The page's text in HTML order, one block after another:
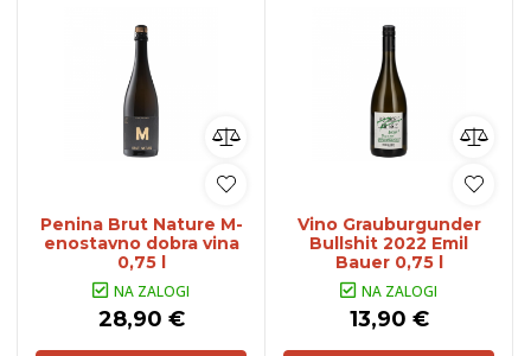
Penina Brut Nature M-
enostavno dobra vina
0,75 l
NA ZALOGI
28,90 €
Vino Grauburgunder
Bullshit 2022 Emil
Bauer 0,75 l
NA ZALOGI
13,90 €